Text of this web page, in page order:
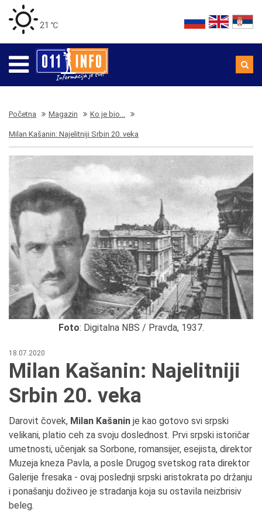
21 ℃
Početna Magazin Ko je bio...
Milan Kašanin: Najelitniji Srbin 20. veka
Foto: Digitalna NBS / Pravda, 1937.
18.07.2020
Milan Kašanin: Najelitniji
Srbin 20. veka
Darovit čovek, Milan Kašanin je kao gotovo svi srpski
velikani, platio ceh za svoju doslednost. Prvi srpski istoričar
umetnosti, učenjak sa Sorbone, romansijer, esejista, direktor
Muzeja kneza Pavla, a posle Drugog svetskog rata direktor
Galerije fresaka - ovaj poslednji srpski aristokrata po držanju
i ponašanju doživeo je stradanja koja su ostavila neizbrisiv
beleg.